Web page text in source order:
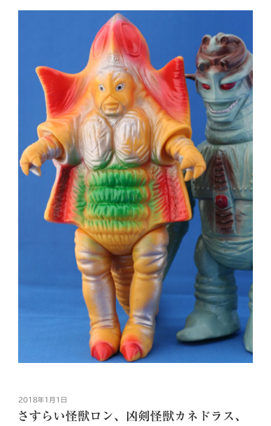
投
稿
日:
2018年1月1日
さすらい怪獣ロン、凶剣怪獣カネドラス、